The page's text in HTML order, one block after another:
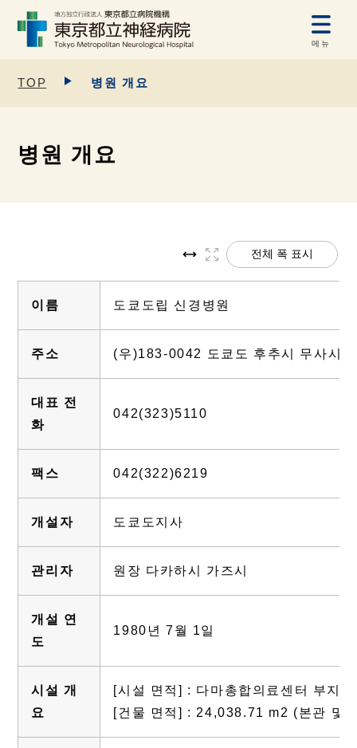
메뉴
TOP 병원 개요
병원 개요
전체 폭 표시
이름 도쿄도립 신경병원
주소 (우)183-0042 도쿄도 후추시 무사시
대표 전
화
042(323)5110
팩스 042(322)6219
개설자 도쿄도지사
관리자 원장 다카하시 가즈시
개설 연
도
1980년 7월 1일
시설 개
요
[시설 면적] : 다마총합의료센터 부지
[건물 면적] : 24,038.71 m2 (본관 및